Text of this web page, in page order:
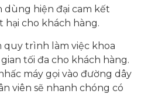
hiện đại cam kết
hại cho khách hàng.
quy trình làm việc khoa
tối đa cho khách hàng.
máy gọi vào đường dây
viên sẽ nhanh chóng có